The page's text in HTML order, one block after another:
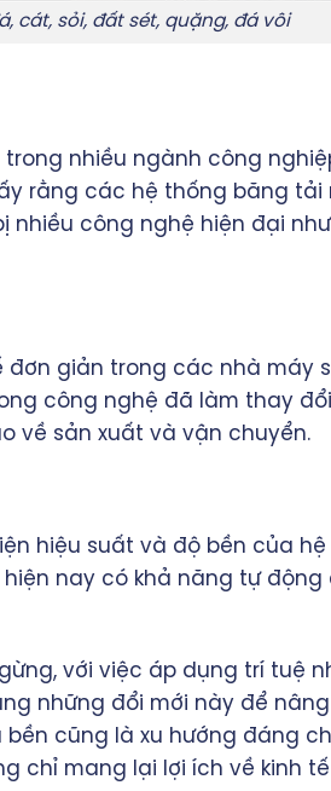
cát, sỏi, đất sét, quặng, đá vôi
nhiều ngành công
rằng các hệ thống băng tải
công nghệ hiện đại
giản trong các nhà máy
công nghệ đã làm thay
về sản xuất và vận chuyển.
hiệu suất và độ bền của hệ
nay có khả năng tự
với việc áp dụng trí tuệ
những đổi mới này để
cũng là xu hướng đáng
chỉ mang lại lợi ích về kinh